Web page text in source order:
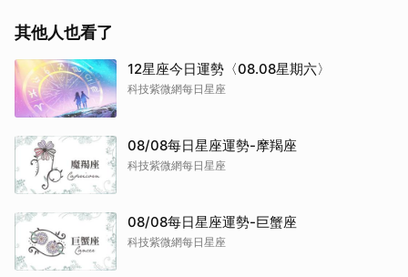
其他人也看了
12星座今日運勢〈08.08星期六〉
科技紫微網每日星座
08/08每日星座運勢-摩羯座
科技紫微網每日星座
08/08每日星座運勢-巨蟹座
科技紫微網每日星座